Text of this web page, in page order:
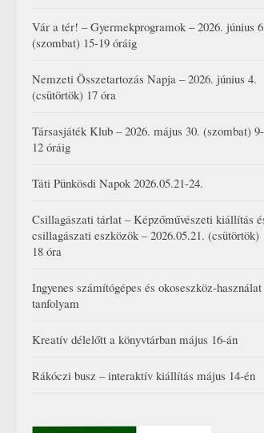
Vár a tér! – Gyermekprogramok – 2026. június
(szombat) 15-19 óráig
Nemzeti Összetartozás Napja – 2026. június 4.
(csütörtök) 17 óra
Társasjáték Klub – 2026. május 30. (szombat) 9-
12 óráig
Táti Pünkösdi Napok 2026.05.21-24.
Csillagászati tárlat – Képzőművészeti kiállítás
csillagászati eszközök – 2026.05.21. (csütörtök)
18 óra
Ingyenes számítógépes és okoseszköz-használat
tanfolyam
Kreatív délelőtt a könyvtárban május 16-án
Rákóczi busz – interaktív kiállítás május 14-én